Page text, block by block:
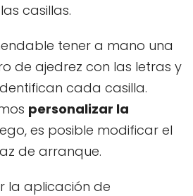
casillas.
tener a mano una
de ajedrez con las letras y
cada casilla.
personalizar la
es posible modificar el
de arranque.
la aplicación de